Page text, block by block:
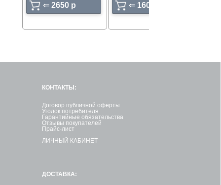
⇐ 2650 p ⇐ 1600 p
КОНТАКТЫ:
Договор публичной оферты
Уголок потребителя
Гарантийные обязательства
Отзывы покупателей
Прайс-лист
ЛИЧНЫЙ КАБИНЕТ
ДОСТАВКА: